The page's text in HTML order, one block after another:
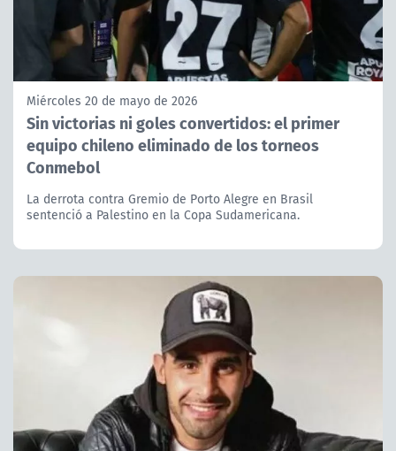
Miércoles 20 de mayo de 2026
Sin victorias ni goles convertidos: el primer
equipo chileno eliminado de los torneos
Conmebol
La derrota contra Gremio de Porto Alegre en Brasil
sentenció a Palestino en la Copa Sudamericana.